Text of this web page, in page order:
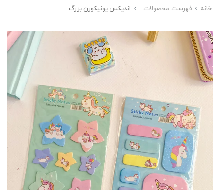
خانه فهرست محصولات اندیکس یونیکورن بزرگ